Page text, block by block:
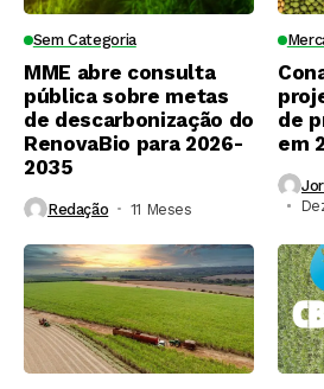
Sem Categoria
MME abre consulta
pública sobre metas
de descarbonização do
RenovaBio para 2026-
2035
Redação 11 Meses ⁮
de
em